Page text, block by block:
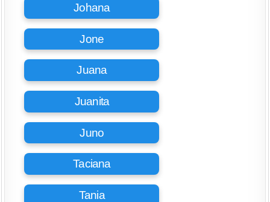
Johana
Jone
Juana
Juanita
Juno
Taciana
Tania